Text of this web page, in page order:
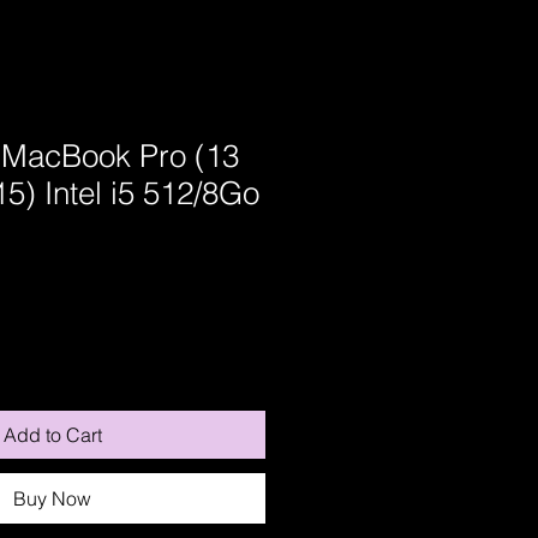
Pro (13
Intel i5 512/8Go
Add to Cart
Buy Now